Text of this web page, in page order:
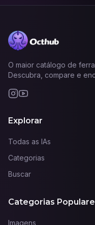
O maior catálogo de
Descubra, compare e
Explorar
Todas as IAs
Categorias
Buscar
Categorias
Imagens